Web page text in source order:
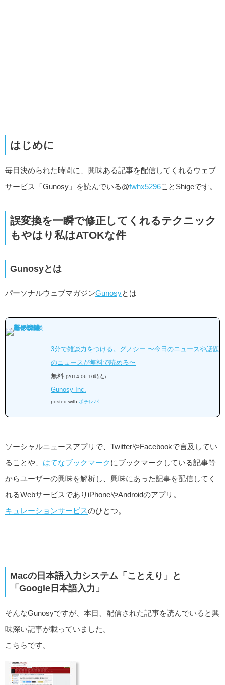
はじめに
毎日決められた時間に、興味ある記事を配信してくれるウェブ
サービス「Gunosy」を読んでいる@fwhx5296ことShigeです。
誤変換を一瞬で修正してくれるテクニック
もやはり私はATOKな件
Gunosyとは
パーソナルウェブマガジンGunosyとは
3分で雑談力をつける。グノシー 〜今日のニュースや話題
のニュースが無料で読める〜
無料 (2014.06.10時点)
Gunosy Inc.
posted with ポチレバ
ソーシャルニュースアプリで、TwitterやFacebookで言及してい
ることや、 はてなブックマークにブックマークしている記事等
からユーザーの興味を解析し、興味にあった記事を配信してく
れるWebサービスでありiPhoneやAndroidのアプリ。
キュレーションサービスのひとつ。
Macの日本語入力システム「ことえり」と
「Google日本語入力」
そんなGunosyですが、本日、配信された記事を読んでいると興
味深い記事が載っていました。
こちらです。